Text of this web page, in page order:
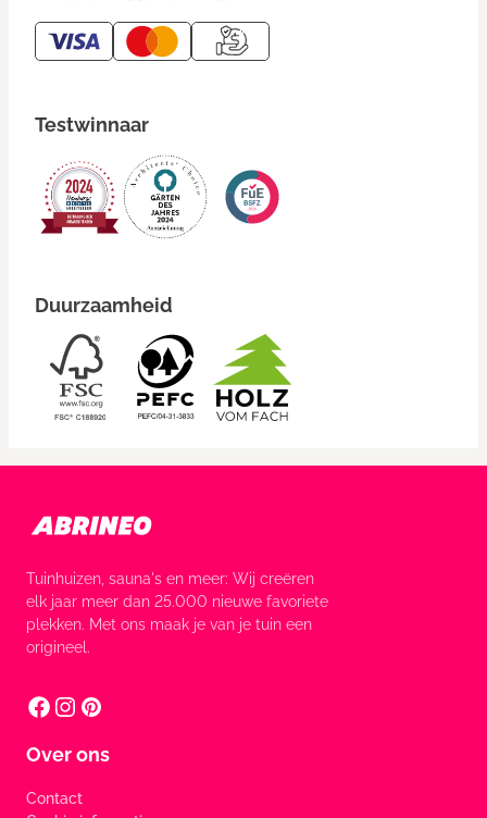
Testwinnaar
Duurzaamheid
Tuinhuizen, sauna's en meer: Wij creëren
elk jaar meer dan 25.000 nieuwe favoriete
plekken. Met ons maak je van je tuin een
origineel.
Over ons
Contact